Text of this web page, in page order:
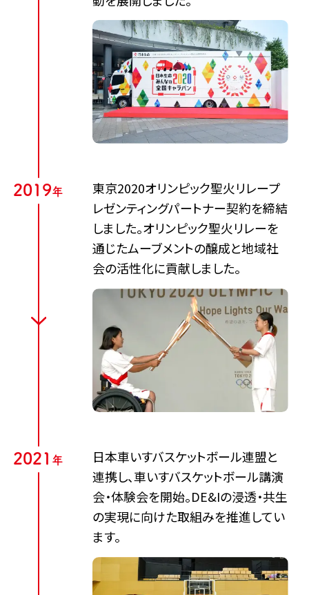
201 9年
東京2020オリンピック聖火リレープ
レゼンティングパートナー契約を締結
しました。オリンピック聖火リレーを
通じたムーブメントの醸成と地域社
会の活性化に貢献しました。
2021 年
日本車いすバスケットボール連盟と
連携し、車いすバスケットボール講演
会・体験会を開始。DE&Iの浸透・共生
の実現に向けた取組みを推進してい
ます。